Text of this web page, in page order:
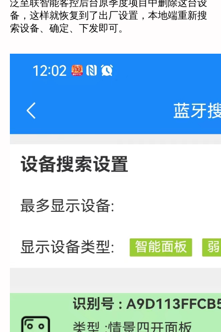
泛至联智能客控后台原季度项目中删除这台设
备，这样就恢复到了出厂设置，本地端重新搜
索设备、确定、下发即可。